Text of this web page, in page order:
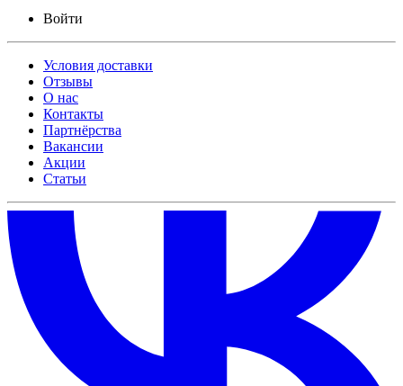
Войти
Условия доставки
Отзывы
О нас
Контакты
Партнёрства
Вакансии
Акции
Статьи